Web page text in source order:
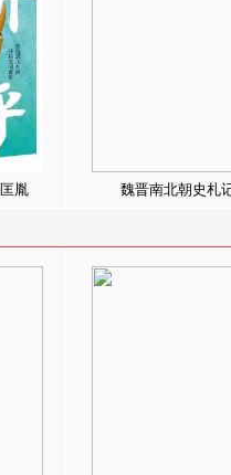
胤 魏晋南北朝史札